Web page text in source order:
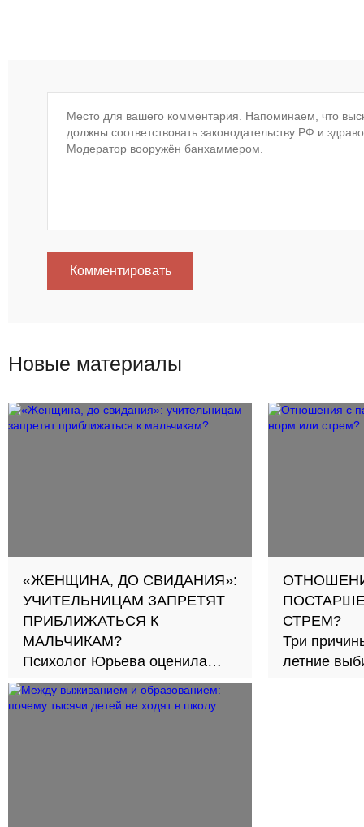
Комментировать
Новые материалы
«ЖЕНЩИНА, ДО СВИДАНИЯ»:
УЧИТЕЛЬНИЦАМ ЗАПРЕТЯТ
ПРИБЛИЖАТЬСЯ К
МАЛЬЧИКАМ?
Психолог Юрьева оценила
новый подход к обучению в
школах
СТРЕМ?
Три
летние